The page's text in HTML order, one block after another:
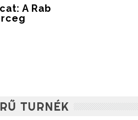
A Rab
TURNÉK